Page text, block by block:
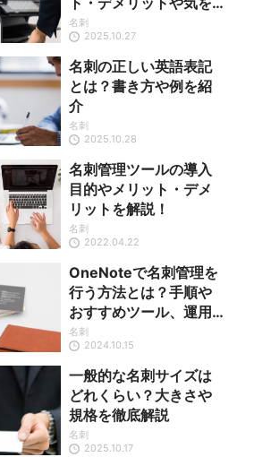
付けたいことを紹介
2025.10.27
名刺
名刺の正しい英語表記
とは？書き方や例を紹
介
2025.10.28
名刺
名刺管理ツールの導入
目的やメリット・デメ
リットを解説！
2022.04.22
名刺
OneNoteで名刺管理を
行う方法とは？手順や
おすすめツール、運用
のコツを解説
2024.10.15
名刺
一般的な名刺サイズは
どれくらい？大きさや
規格を徹底解説
2025.10.17
名刺